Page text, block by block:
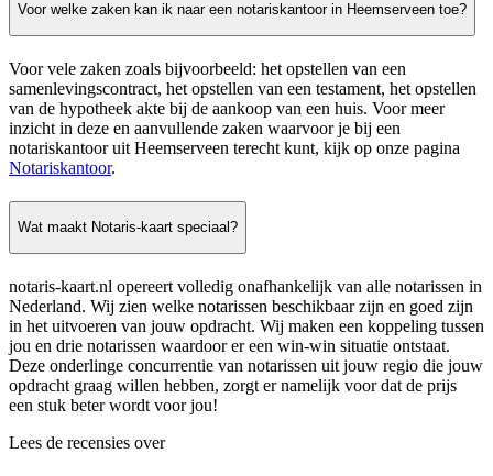
Voor welke zaken kan ik naar een notariskantoor in Heemserveen toe?
Voor vele zaken zoals bijvoorbeeld: het opstellen van een
samenlevingscontract, het opstellen van een testament, het opstellen
van de hypotheek akte bij de aankoop van een huis. Voor meer
inzicht in deze en aanvullende zaken waarvoor je bij een
notariskantoor uit Heemserveen terecht kunt, kijk op onze pagina
Notariskantoor.
Wat maakt Notaris-kaart speciaal?
notaris-kaart.nl opereert volledig onafhankelijk van alle notarissen in
Nederland. Wij zien welke notarissen beschikbaar zijn en goed zijn
in het uitvoeren van jouw opdracht. Wij maken een koppeling tussen
jou en drie notarissen waardoor er een win-win situatie ontstaat.
Deze onderlinge concurrentie van notarissen uit jouw regio die jouw
opdracht graag willen hebben, zorgt er namelijk voor dat de prijs
een stuk beter wordt voor jou!
Lees de recensies over